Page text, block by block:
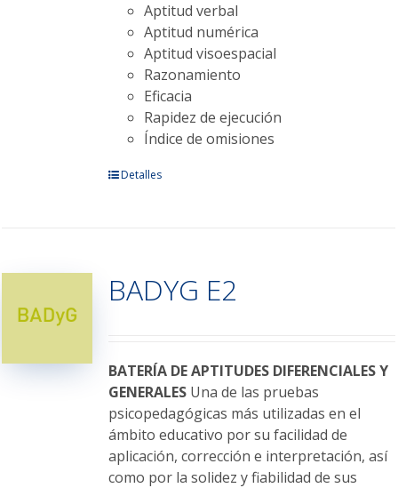
Aptitud verbal
Aptitud numérica
Aptitud visoespacial
Razonamiento
Eficacia
Rapidez de ejecución
Índice de omisiones
Este
Las
opciones
elegir
en
la
página
de
producto
Detalles
BADYG E2
BATERÍA DE APTITUDES DIFERENCIALES Y
GENERALESUna de las pruebas
psicopedagógicas más utilizadas en el
ámbito educativo por su facilidad de
aplicación, corrección e interpretación, así
como por la solidez y fiabilidad de sus